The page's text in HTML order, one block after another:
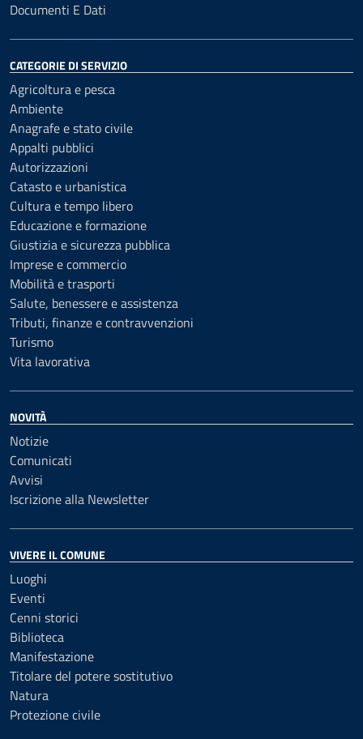
Documenti E Dati
CATEGORIE DI SERVIZIO
Agricoltura e pesca
Ambiente
Anagrafe e stato civile
Appalti pubblici
Autorizzazioni
Catasto e urbanistica
Cultura e tempo libero
Educazione e formazione
Giustizia e sicurezza pubblica
Imprese e commercio
Mobilità e trasporti
Salute, benessere e assistenza
Tributi, finanze e contravvenzioni
Turismo
Vita lavorativa
NOVITÀ
Notizie
Comunicati
Avvisi
Iscrizione alla Newsletter
VIVERE IL COMUNE
Luoghi
Eventi
Cenni storici
Biblioteca
Manifestazione
Titolare del potere sostitutivo
Natura
Protezione civile